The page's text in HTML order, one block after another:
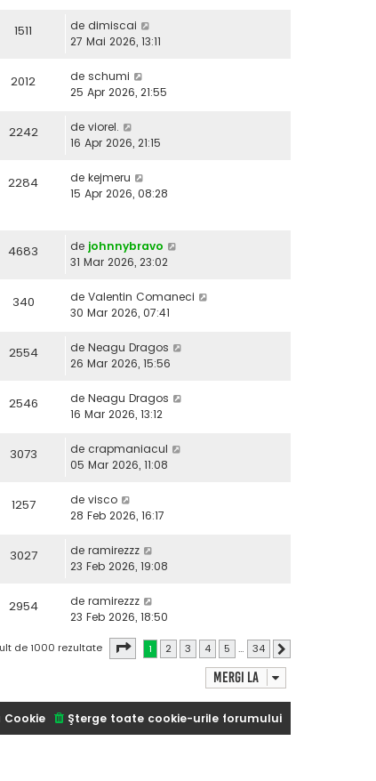
1511 de dimiscai
27 Mai 2026, 13:11
2012 de schumi
25 Apr 2026, 21:55
2242 de viorel.
16 Apr 2026, 21:15
2284 de kejmeru
15 Apr 2026, 08:28
4683 de johnnybravo
31 Mar 2026, 23:02
340 de Valentin Comaneci
30 Mar 2026, 07:41
2554 de Neagu Dragos
26 Mar 2026, 15:56
2546 de Neagu Dragos
16 Mar 2026, 13:12
3073 de crapmaniacul
05 Mar 2026, 11:08
1257 de visco
28 Feb 2026, 16:17
3027 de ramirezzz
23 Feb 2026, 19:08
2954 de ramirezzz
23 Feb 2026, 18:50
de 1000 rezultate Pagina1 din 34
1 2 3 4 5 … 34
Mergi la
Şterge toate cookie-urile forumului
Cookie